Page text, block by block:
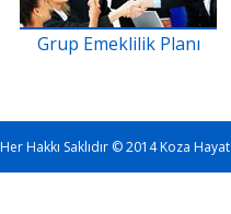
Grup Emeklilik Planı
Her Hakkı Saklıdır © 2014 Koza Hayat